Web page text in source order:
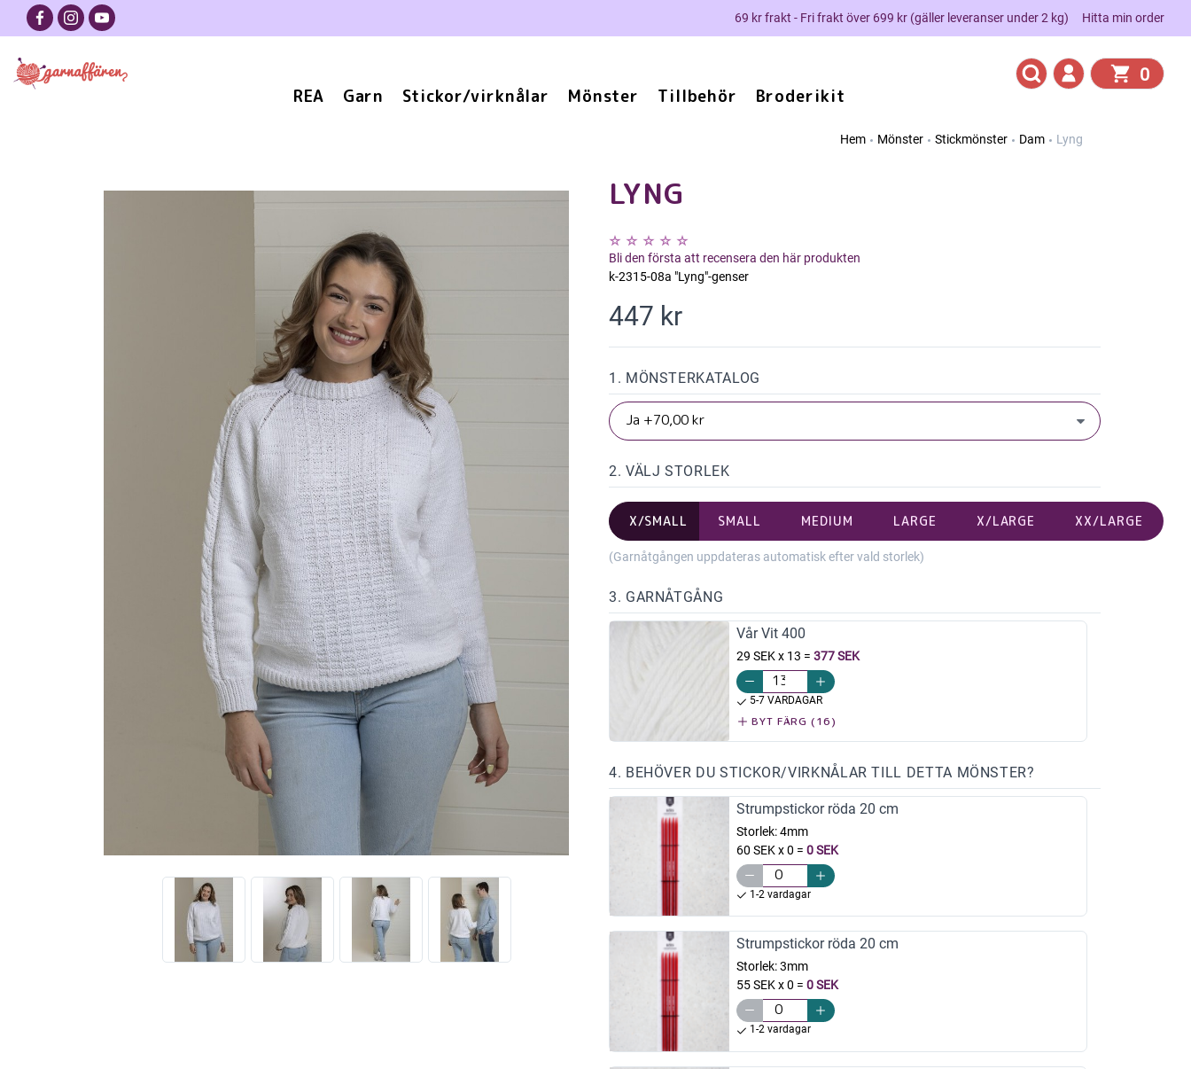
69 kr frakt - Fri frakt över 699 kr (gäller leveranser under 2 kg) Hitta min order
REA Garn Stickor/virknålar Mönster Tillbehör Broderikit
0
Hem Mönster Stickmönster Dam Lyng
LYNG
Bli den första att recensera den här produkten
k-2315-08a "Lyng"-genser
447 kr
1. MÖNSTERKATALOG
2. VÄLJ STORLEK
X/SMALL SMALL MEDIUM LARGE X/LARGE XX/LARGE
(Garnåtgången uppdateras automatisk efter vald storlek)
3. GARNÅTGÅNG
Vår Vit 400
29 SEK x 13 = 377 SEK
5-7 VARDAGAR
BYT FÄRG (16)
4. BEHÖVER DU STICKOR/VIRKNÅLAR TILL DETTA MÖNSTER?
Strumpstickor röda 20 cm
Storlek:4mm
60 SEK x 0 = 0 SEK
1-2 vardagar
Strumpstickor röda 20 cm
Storlek:3mm
55 SEK x 0 = 0 SEK
1-2 vardagar